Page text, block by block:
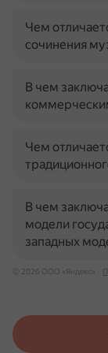
Чем
сочинения
В чем
Чем
В чем
модели
западных
© 2026 ООО «Яндекс»